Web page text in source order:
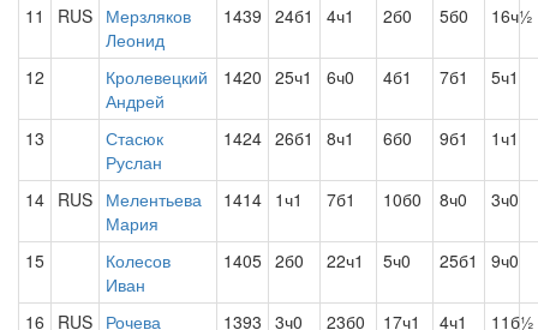
11 RUS Мерзляков
Леонид
1439 24б1 4ч1 2б0 5б0 16ч½
12
Кролевецкий
Андрей
1420 25ч1 6ч0 4б1 7б1 5ч1
13
Стасюк
Руслан
1424 26б1 8ч1 6б0 9б1 1ч1
14 RUS Мелентьева
Мария
1414 1ч1 7б1 10б0 8ч0 3ч0
15
Колесов
Иван
1405 2б0 22ч1 5ч0 25б1 9ч0
16 RUS Рочева
1393 3ч0 23б0 17ч1 4ч1 11б½